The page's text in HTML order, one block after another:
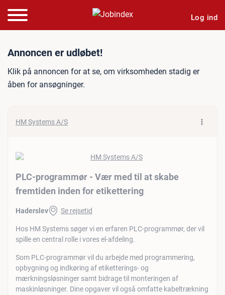
Log ind
Jobannonce: PLC-
Annoncen er udløbet!
Klik på annoncen for at se, om virksomheden stadig er
åben for ansøgninger.
HM Systems A/S
PLC-programmør - Vær med til at skabe
fremtiden inden for etikettering
Haderslev Se rejsetid
Hos HM Systems søger vi en erfaren PLC-programmør, der vil
spille en central rolle i vores el-afdeling.
Som PLC-programmør vil du arbejde med programmering,
opbygning og indkøring af etiketterings- og
mærkningsløsninger samt bidrage til monteringen af
maskinløsninger. Dine opgaver vil også omfatte kabeltrækning